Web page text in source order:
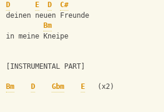
D
E D
C#
deinen neuen Freunde
Bm
in meine Kneipe
[INSTRUMENTAL PART]
Bm D Gbm E
   (x2)